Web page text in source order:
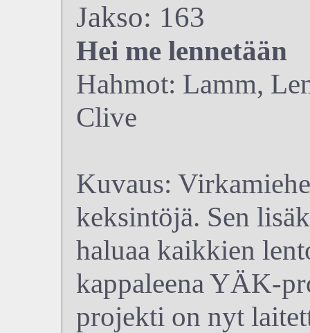
Jakso: 163
Hei me lennetään
Hahmot: Lamm,
Clive
Kuvaus:
keksintöjä. Sen
haluaa kaikkien
kappaleena YÄK-
projekti on nyt